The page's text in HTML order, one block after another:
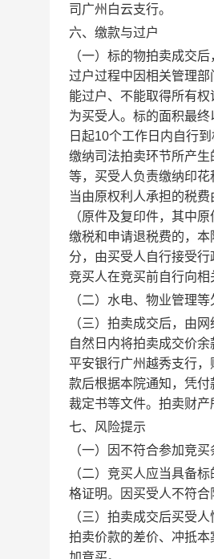
司广州白云支行。
六、缴款与过户
（一）标的物拍卖成交
过户过程中因相关管理
能过户、不能取得所有
为买受人。标的面积最
日起10个工作日内自行
缴纳司法拍卖环节所产
等，买受人负责缴纳印
当由原权利人承担的税
（原件及复印件，其中
缴税和申请退税费的，本
分，由买受人自行接受
竞买人在竞买前自行向相
（二） 水电、物业管理等
（三）拍卖成交后，由
自然日内将拍卖成交价
平安银行广州越秀支行，
款后根据本院通知，凭
裁定书等文件。拍卖财产
七、风险提示
（一）因不符合参加竞
（二）竞买人应当具备
格证明。因买受人不符合
（三） 拍卖成交后买受
拍卖价款的差价、冲抵